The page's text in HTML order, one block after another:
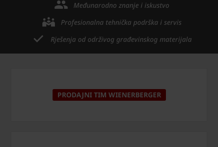
Međunarodno znanje i iskustvo
Profesionalna tehnička podrška i servis
Rješenja od održivog građevinskog materijala
PRODAJNI TIM WIENERBERGER